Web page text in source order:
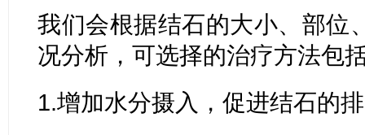
我们会根据结石的大小、部位
况分析，可选择的治疗方法包
1.增加水分摄入，促进结石的